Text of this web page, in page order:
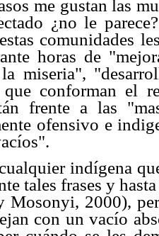
me gustan las
¿no le
comunidades
horas de
miseria",
que conforman el
frente a las
ofensivo e
indígena
tales frases y
Mosonyi, 2000),
con un vacío